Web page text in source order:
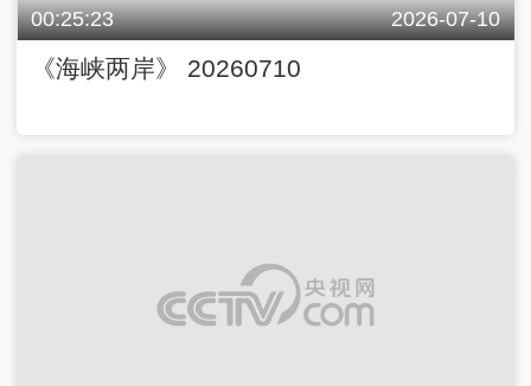
00:25:23 2026-07-10
《海峡两岸》 20260710